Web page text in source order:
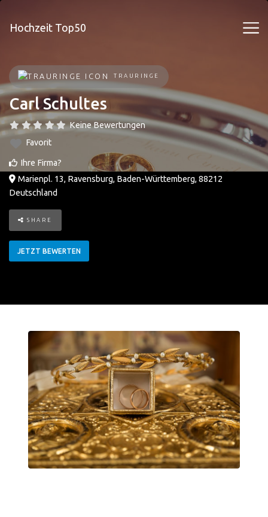
Hochzeit Top50
TRAURINGE
Carl Schultes
Keine Bewertungen
Favorit
Ihre Firma?
Marienpl. 13, Ravensburg, Baden-Württemberg, 88212
Deutschland
SHARE
JETZT BEWERTEN